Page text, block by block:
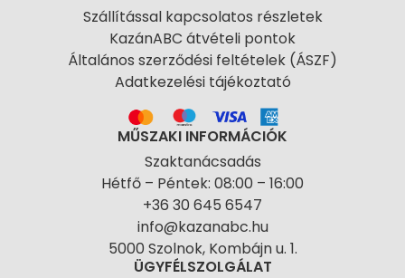
Szállítással kapcsolatos részletek
KazánABC átvételi pontok
Általános szerződési feltételek (ÁSZF)
Adatkezelési tájékoztató
MŰSZAKI INFORMÁCIÓK
Szaktanácsadás
Hétfő – Péntek: 08:00 – 16:00
+36 30 645 6547
info@kazanabc.hu
5000 Szolnok, Kombájn u. 1.
ÜGYFÉLSZOLGÁLAT